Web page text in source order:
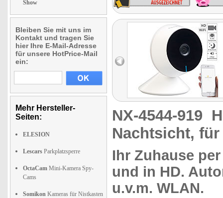
Show
Bleiben Sie mit uns im
Kontakt und tragen Sie
hier Ihre E-Mail-Adresse
für unsere HotPrice-Mail
ein:
Mehr Hersteller-
Seiten:
ELESION
Lescars Parkplatzsperre
OctaCam Mini-Kamera Spy-
Cams
Somikon Kameras für Nistkasten
NX-4544-919
Nachtsicht,
Ihr Zuhause
und in HD.
u.v.m. WLAN.